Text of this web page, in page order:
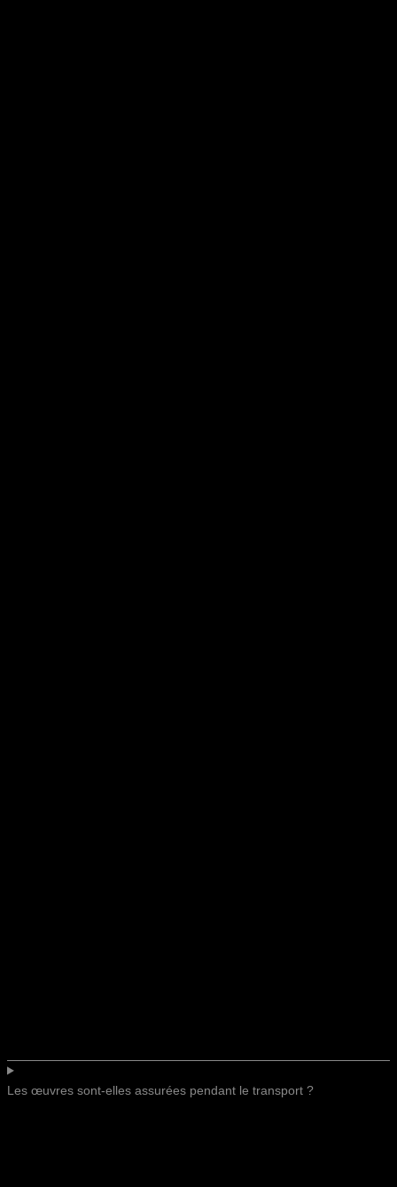
Les œuvres sont-elles assurées pendant le transport ?